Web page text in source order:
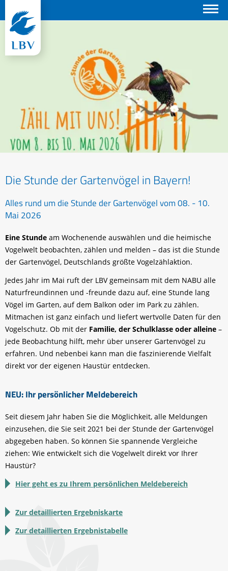
Die Stunde der Gartenvögel in Bayern!
Alles rund um die Stunde der Gartenvögel vom 08. - 10.
Mai 2026
Eine Stunde am Wochenende auswählen und die heimische
Vogelwelt beobachten, zählen und melden – das ist die Stunde
der Gartenvögel, Deutschlands größte Vogelzählaktion.
Jedes Jahr im Mai ruft der LBV gemeinsam mit dem NABU alle
Naturfreundinnen und -freunde dazu auf, eine Stunde lang
Vögel im Garten, auf dem Balkon oder im Park zu zählen.
Mitmachen ist ganz einfach und liefert wertvolle Daten für den
Vogelschutz. Ob mit der Familie, der Schulklasse oder alleine –
jede Beobachtung hilft, mehr über unserer Gartenvögel zu
erfahren. Und nebenbei kann man die faszinierende Vielfalt
direkt vor der eigenen Haustür entdecken.
NEU: Ihr persönlicher Meldebereich
Seit diesem Jahr haben Sie die Möglichkeit, alle Meldungen
einzusehen, die Sie seit 2021 bei der Stunde der Gartenvögel
abgegeben haben. So können Sie spannende Vergleiche
ziehen: Wie entwickelt sich die Vogelwelt direkt vor Ihrer
Haustür?
Hier geht es zu Ihrem persönlichen Meldebereich
Zur detaillierten Ergebniskarte
Zur detaillierten Ergebnistabelle